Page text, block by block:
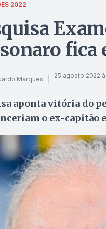
2022
fica
Marques 25 agosto 2022
aponta vitória do
o ex-capitão